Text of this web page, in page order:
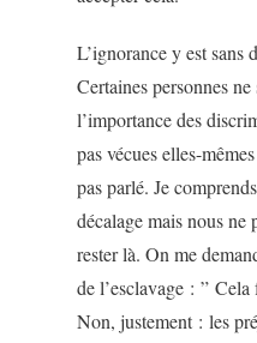
L’ignorance y est sans
Certaines personnes
l’importance des
pas vécues elles-
pas parlé. Je
décalage mais nous ne
rester là. On me
de l’esclavage : ”
Non, justement : les